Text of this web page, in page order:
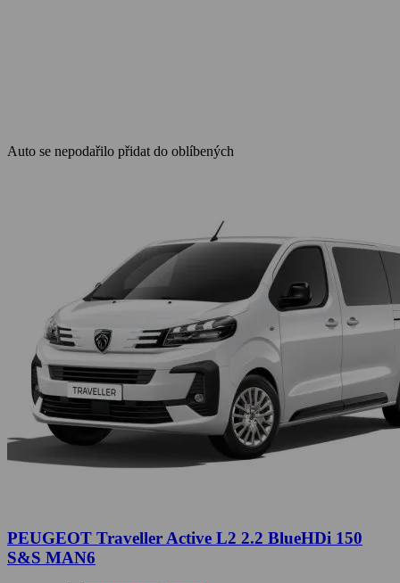
Auto se nepodařilo přidat do oblíbených
PEUGEOT Traveller Active L2 2.2 BlueHDi 150
S&S MAN6